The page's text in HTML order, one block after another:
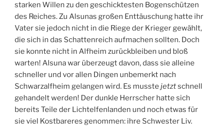
starken Willen zu den geschicktesten Bogenschützen
des Reiches. Zu Alsunas großen Enttäuschung hatte ihr
Vater sie jedoch nicht in die Riege der Krieger gewählt,
die sich in das Schattenreich aufmachen sollten. Doch
sie konnte nicht in Alfheim zurückbleiben und bloß
warten! Alsuna war überzeugt davon, dass sie alleine
schneller und vor allen Dingen unbemerkt nach
Schwarzalfheim gelangen wird. Es musste jetztschnell
gehandelt werden! Der dunkle Herrscher hatte sich
bereits Teile der Lichtelfenlanden und noch etwas für
sie viel Kostbareres genommen: ihre Schwester Liv.